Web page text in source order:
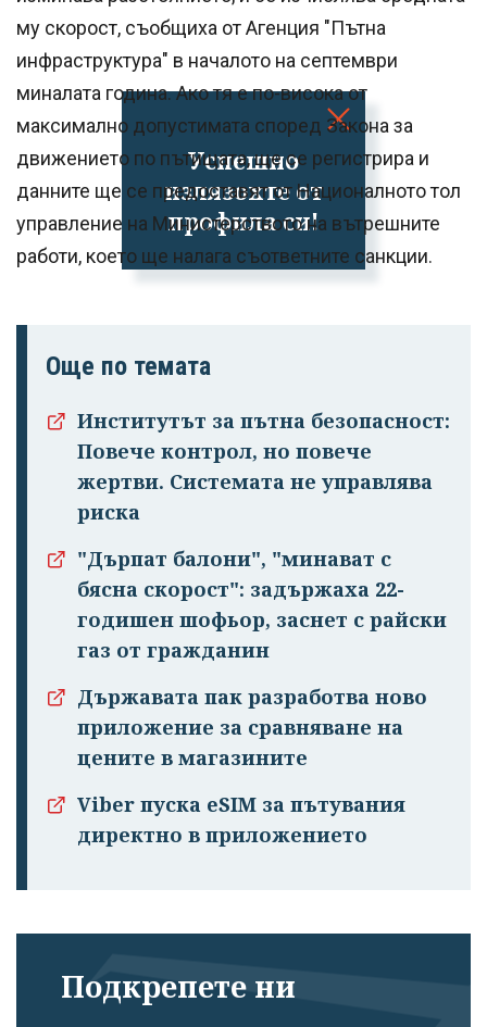
Успешно
излязохте от
профила си!
му скорост, съобщиха от Агенция "Пътна
инфраструктура" в началото на септември
миналата година. Ако тя е по-висока от
максимално допустимата според Закона за
движението по пътищата, ще се регистрира и
данните ще се предоставят от Националното тол
управление на Министерството на вътрешните
работи, което ще налага съответните санкции.
Още по темата
Институтът за пътна безопасност:
Повече контрол, но повече
жертви. Системата не управлява
риска
"Дърпат балони", "минават с
бясна скорост": задържаха 22-
годишен шофьор, заснет с райски
газ от гражданин
Държавата пак разработва ново
приложение за сравняване на
цените в магазините
Viber пуска eSIM за пътувания
директно в приложението
Подкрепете ни